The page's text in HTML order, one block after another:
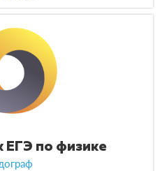
ЕГЭ по физике